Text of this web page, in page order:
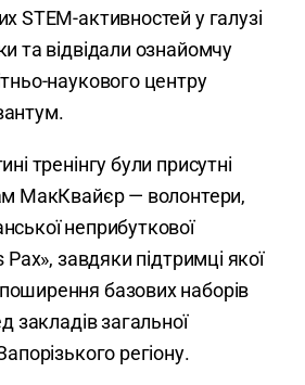
STEM-активностей у галузі
та відвідали ознайомчу
наукового центру
тренінгу були присутні
МакКвайєр — волонтери,
неприбуткової
Pax», завдяки підтримці якої
базових наборів
закладів загальної
регіону.